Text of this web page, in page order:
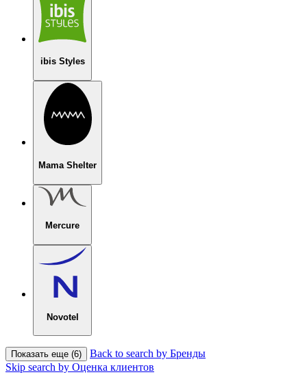
ibis Styles
Mama Shelter
Mercure
Novotel
Показать еще (6)
Back to search by Бренды
Skip search by Оценка клиентов